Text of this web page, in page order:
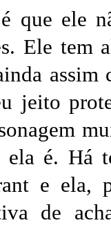
que ele
Ele tem
jeito
é. Há
e ela,
de